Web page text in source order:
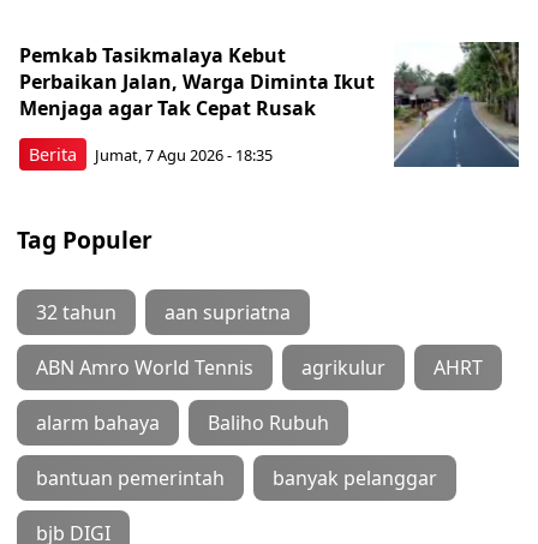
Berita
Pemkab Tasikmalaya Kebut
Perbaikan Jalan, Warga Diminta Ikut
Menjaga agar Tak Cepat Rusak
Jumat, 7 Agu 2026 - 18:35
Tag Populer
32 tahun aan supriatna
ABN Amro World Tennis agrikulur AHRT
alarm bahaya Baliho Rubuh
bantuan pemerintah banyak pelanggar
bjb DIGI